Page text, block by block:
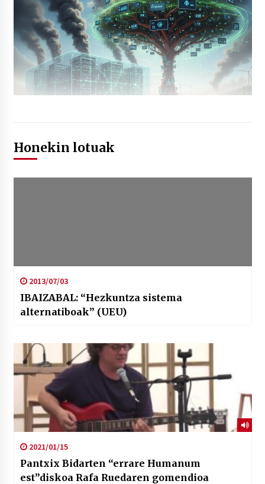
Honekin lotuak
2013/07/03
IBAIZABAL: “Hezkuntza sistema
alternatiboak” (UEU)
2021/01/15
Pantxix Bidarten “errare Humanum
est”diskoa Rafa Ruedaren gomendioa